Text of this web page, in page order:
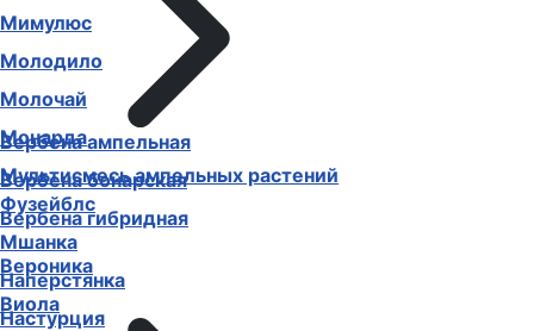
Вербена ампельная
Вербена бонарская
Вербена гибридная
Вероника
Виола
Мимулюс
Молодило
Молочай
Монарда
Мультисмесь ампельных растений
Фузейблс
Мшанка
Наперстянка
Настурция